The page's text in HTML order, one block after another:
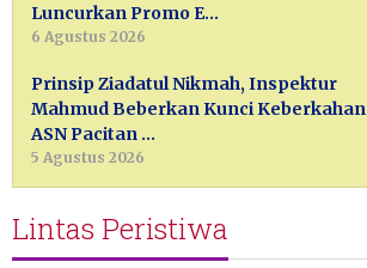
Luncurkan Promo E…
6 Agustus 2026
Prinsip Ziadatul Nikmah, Inspektur
Mahmud Beberkan Kunci Keberkahan
ASN Pacitan …
5 Agustus 2026
Lintas Peristiwa